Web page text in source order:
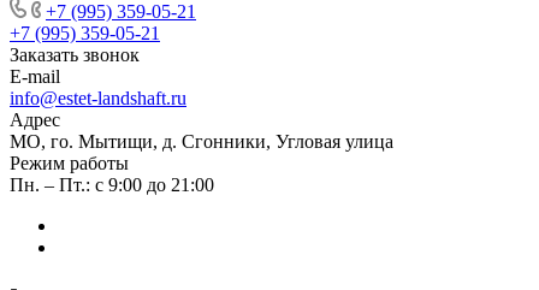
+7 (995) 359-05-21
+7 (995) 359-05-21
Заказать звонок
E-mail
info@estet-landshaft.ru
Адрес
МО, го. Мытищи, д. Сгонники, Угловая улица
Режим работы
Пн. – Пт.: с 9:00 до 21:00